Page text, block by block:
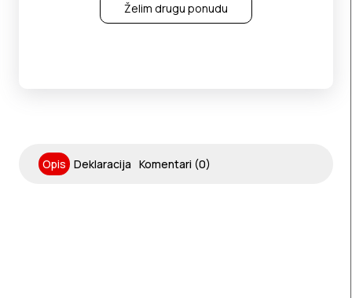
Želim drugu ponudu
Opis Deklaracija Komentari (0)